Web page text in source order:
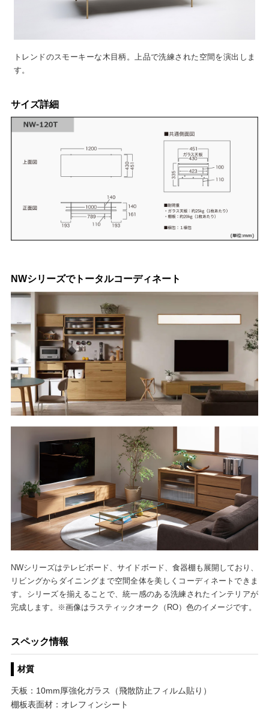
トレンドのスモーキーな木目柄。上品で洗練された空間を演出しま
す。
サイズ詳細
NWシリーズでトータルコーディネート
NWシリーズはテレビボード、サイドボード、食器棚も展開しており、
リビングからダイニングまで空間全体を美しくコーディネートできま
す。シリーズを揃えることで、統一感のある洗練されたインテリアが
完成します。※画像はラスティックオーク（RO）色のイメージです。
スペック情報
材質
天板：10mm厚強化ガラス（飛散防止フィルム貼り）
棚板表面材：オレフィンシート